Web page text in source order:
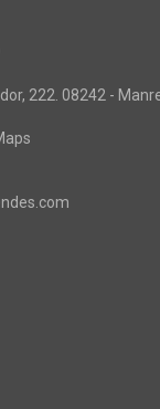
222. 08242 -